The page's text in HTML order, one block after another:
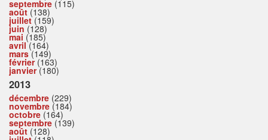
septembre (115)
août (138)
juillet(159)
juin (128)
mai (185)
avril(164)
mars(149)
février(163)
janvier(180)
2013
décembre (229)
novembre (184)
octobre (164)
septembre (139)
août (128)